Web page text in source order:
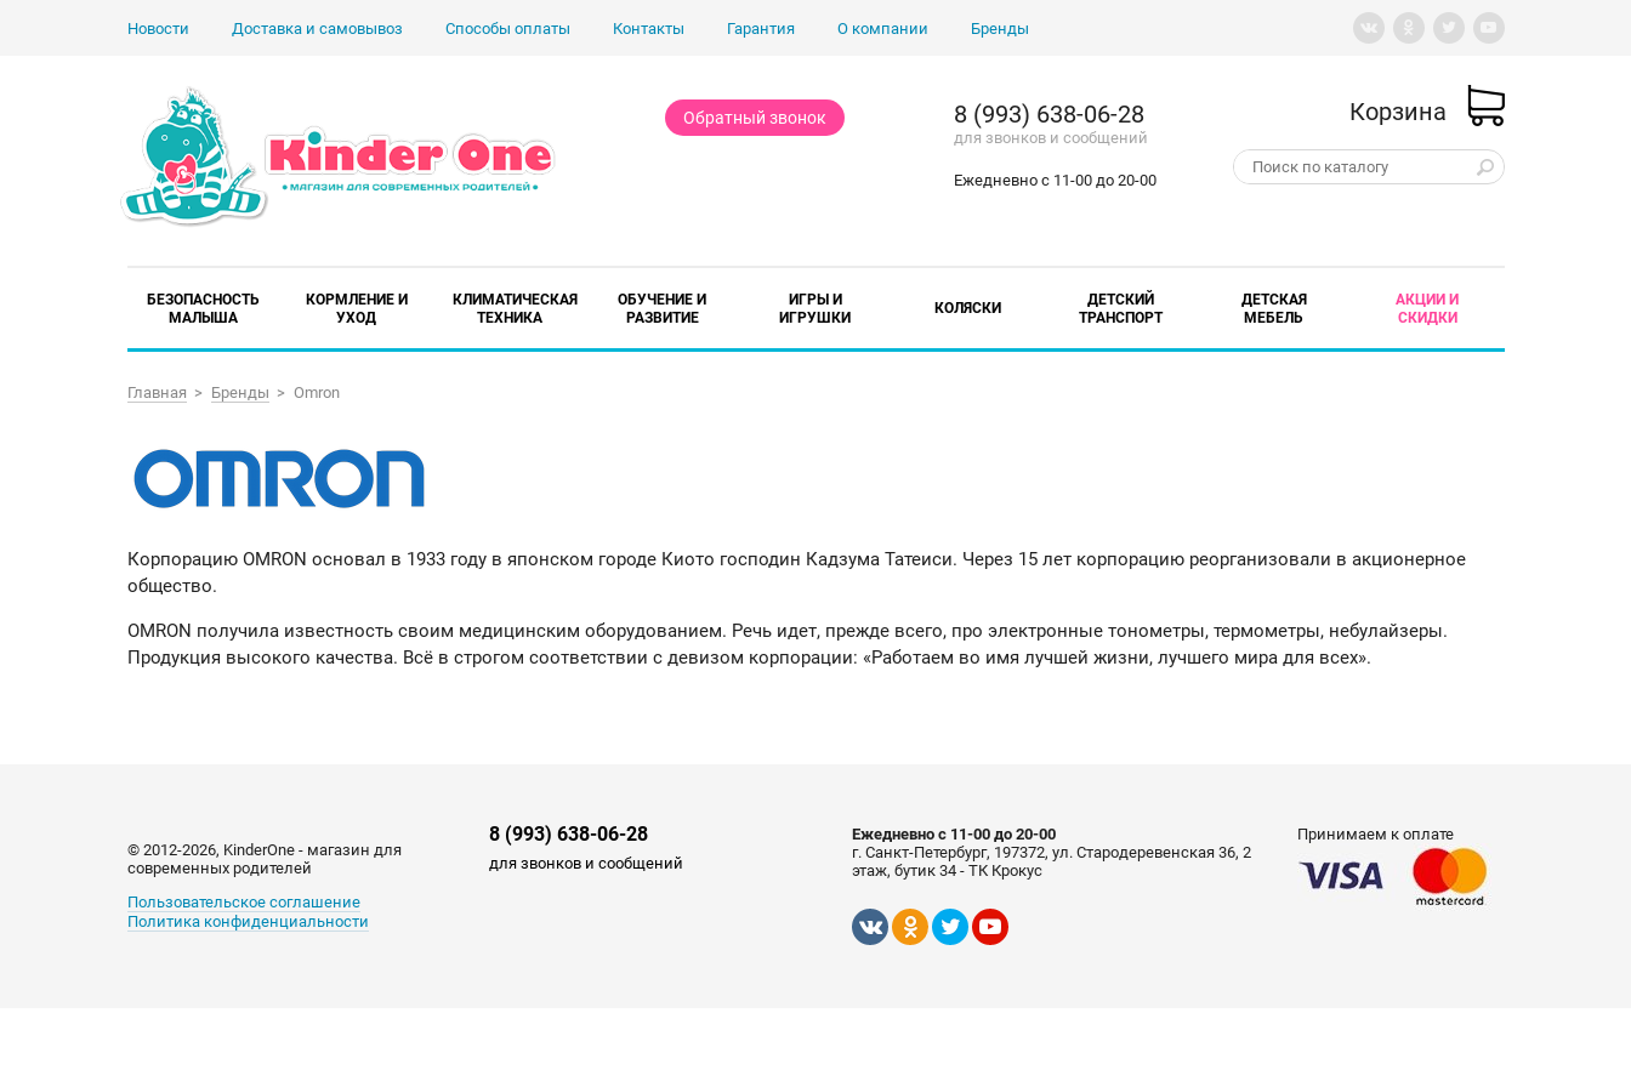
Новости Доставка и самовывоз Способы оплаты Контакты Гарантия О компании Бренды
Обратный звонок 8 (993) 638-06-28
для звонков и сообщений
Ежедневно с 11-00 до 20-00
Корзина
БЕЗОПАСНОСТЬ
МАЛЫША
КОРМЛЕНИЕ И
УХОД
КЛИМАТИЧЕСКАЯ
ТЕХНИКА
ОБУЧЕНИЕ И
РАЗВИТИЕ
ИГРЫ И
ИГРУШКИ
КОЛЯСКИ
ДЕТСКИЙ
ТРАНСПОРТ
ДЕТСКАЯ
МЕБЕЛЬ
АКЦИИ И
СКИДКИ
Главная Бренды Omron
Корпорацию OMRON основал в 1933 году в японском городе Киото господин Кадзума Татеиси. Через 15 лет корпорацию реорганизовали в акционерное
общество.
OMRON получила известность своим медицинским оборудованием. Речь идет, прежде всего, про электронные тонометры, термометры, небулайзеры.
Продукция высокого качества. Всё в строгом соответствии с девизом корпорации: «Работаем во имя лучшей жизни, лучшего мира для всех».
© 2012-2026, KinderOne - магазин для
современных родителей
Пользовательское соглашение
Политика конфиденциальности
8 (993) 638-06-28
для звонков и сообщений
Ежедневно с 11-00 до 20-00
г. Санкт-Петербург, 197372, ул. Стародеревенская 36, 2
этаж, бутик 34 - ТК Крокус
Принимаем к оплате